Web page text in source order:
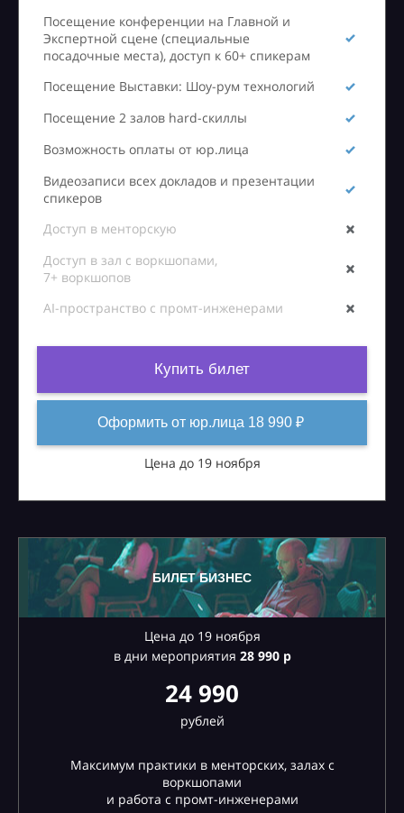
Посещение конференции на Главной и
Экспертной сцене (специальные
посадочные места), доступ к 60+ спикерам
Посещение Выставки: Шоу-рум технологий
Посещение 2 залов hard-скиллы
Возможность оплаты от юр.лица
Видеозаписи всех докладов и презентации
спикеров
Доступ в менторскую
Доступ в зал с воркшопами,
7+ воркшопов
AI-пространство с промт-инженерами
Купить билет
Оформить от юр.лица 18 990 ₽
Цена до 19 ноября
БИЛЕТ БИЗНЕС
Цена до 19 ноября
в дни мероприятия 28990 р
24 990
рублей
Максимум практики в менторских, залах с
воркшопами
и работа с промт-инженерами